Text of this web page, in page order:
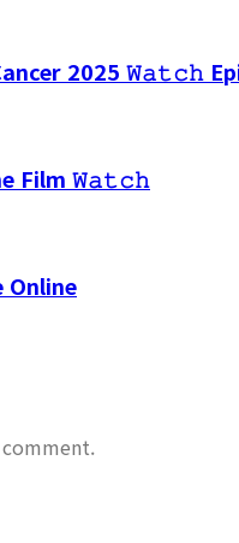
2025 𝚆𝚊𝚝𝚌𝚑
Film 𝚆𝚊𝚝𝚌𝚑